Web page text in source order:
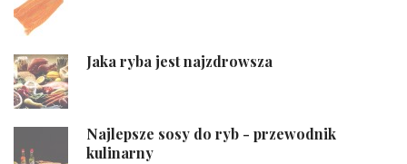
Jaka ryba jest najzdrowsza
Najlepsze sosy do ryb - przewodnik
kulinarny